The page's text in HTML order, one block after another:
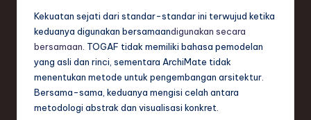
Kekuatan sejati dari standar-standar ini terwujud ketika
keduanya digunakan bersamaandigunakan secara
bersamaan. TOGAF tidak memiliki bahasa pemodelan
yang asli dan rinci, sementara ArchiMate tidak
menentukan metode untuk pengembangan arsitektur.
Bersama-sama, keduanya mengisi celah antara
metodologi abstrak dan visualisasi konkret.